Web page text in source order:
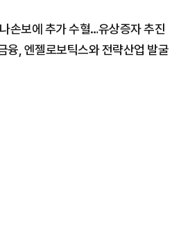
손보에 추가 수혈…유상증자 추진
융, 엔젤로보틱스와 전략산업 발굴